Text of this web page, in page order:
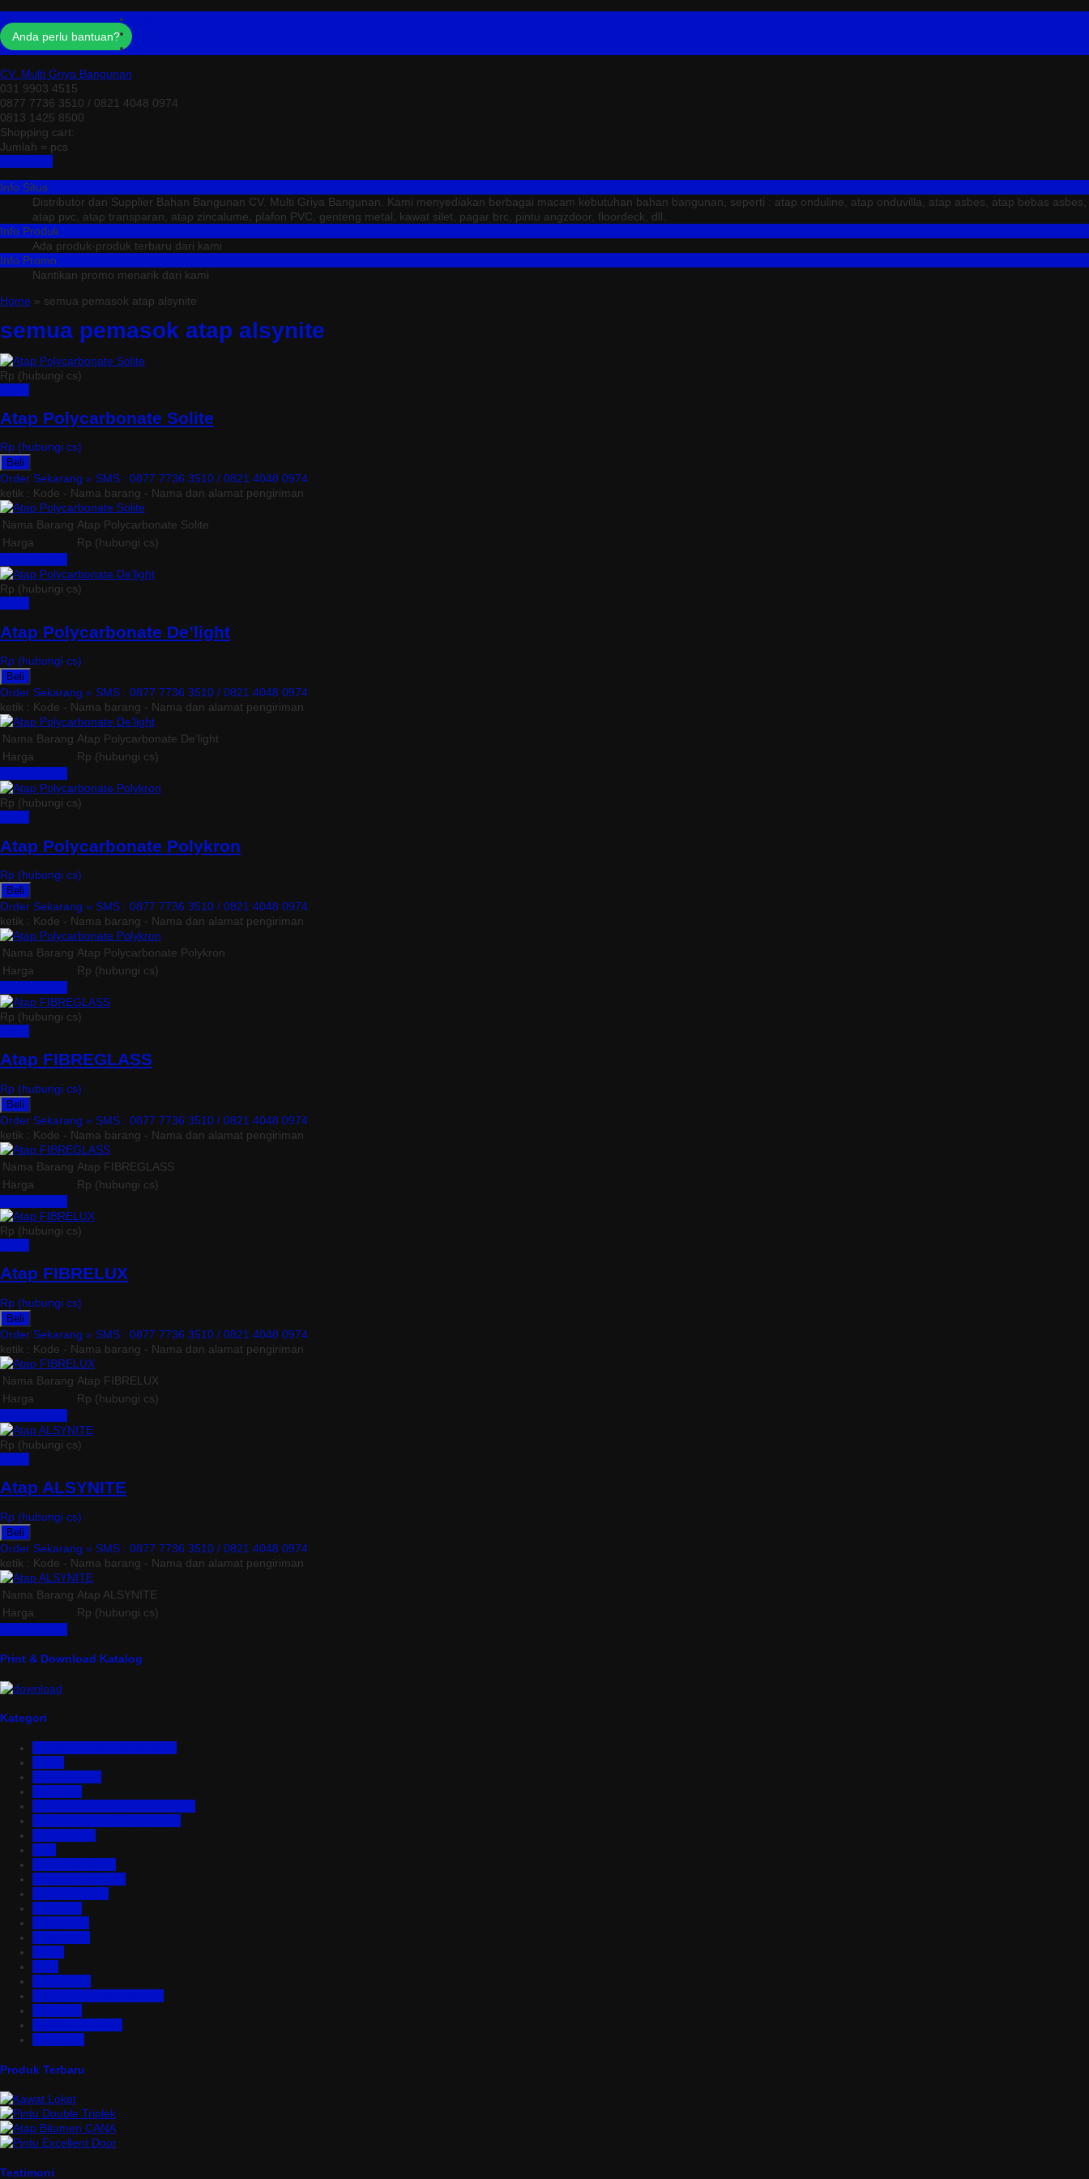
Anda perlu bantuan?
CV. Multi Griya Bangunan
031 9903 4515
0877 7736 3510 / 0821 4048 0974
0813 1425 8500
Shopping cart:
Jumlah = pcs
Info Situs
Distributor dan Supplier Bahan Bangunan CV. Multi Griya Bangunan. Kami menyediakan berbagai macam kebutuhan bahan bangunan, seperti : atap onduline, atap onduvilla, atap asbes, atap bebas asbes,
atap pvc, atap transparan, atap zincalume, plafon PVC, genteng metal, kawat silet, pagar brc, pintu angzdoor, floordeck, dll.
Info Produk
Ada produk-produk terbaru dari kami
Info Promo
Nantikan promo menarik dari kami
Home » semua pemasok atap alsynite
semua pemasok atap alsynite
Rp (hubungi cs)
Atap Polycarbonate Solite
Rp (hubungi cs)
Beli
Order Sekarang » SMS : 0877 7736 3510 / 0821 4048 0974
ketik : Kode - Nama barang - Nama dan alamat pengiriman
Nama Barang Atap Polycarbonate Solite
Harga
Rp (hubungi cs)
Rp (hubungi cs)
Atap Polycarbonate De’light
Rp (hubungi cs)
Beli
Order Sekarang » SMS : 0877 7736 3510 / 0821 4048 0974
ketik : Kode - Nama barang - Nama dan alamat pengiriman
Nama Barang Atap Polycarbonate De’light
Harga
Rp (hubungi cs)
Rp (hubungi cs)
Atap Polycarbonate Polykron
Rp (hubungi cs)
Beli
Order Sekarang » SMS : 0877 7736 3510 / 0821 4048 0974
ketik : Kode - Nama barang - Nama dan alamat pengiriman
Nama Barang Atap Polycarbonate Polykron
Harga
Rp (hubungi cs)
Rp (hubungi cs)
Atap FIBREGLASS
Rp (hubungi cs)
Beli
Order Sekarang » SMS : 0877 7736 3510 / 0821 4048 0974
ketik : Kode - Nama barang - Nama dan alamat pengiriman
Nama Barang Atap FIBREGLASS
Harga
Rp (hubungi cs)
Rp (hubungi cs)
Atap FIBRELUX
Rp (hubungi cs)
Beli
Order Sekarang » SMS : 0877 7736 3510 / 0821 4048 0974
ketik : Kode - Nama barang - Nama dan alamat pengiriman
Nama Barang Atap FIBRELUX
Harga
Rp (hubungi cs)
Rp (hubungi cs)
Atap ALSYNITE
Rp (hubungi cs)
Beli
Order Sekarang » SMS : 0877 7736 3510 / 0821 4048 0974
ketik : Kode - Nama barang - Nama dan alamat pengiriman
Nama Barang Atap ALSYNITE
Harga
Rp (hubungi cs)
Print & Download Katalog
Kategori
Produk Terbaru
Testimoni